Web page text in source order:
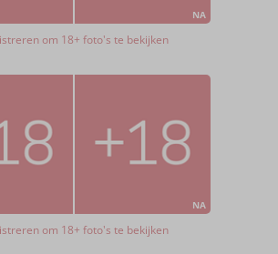
NA
om 18+ foto's te bekijken
NA
om 18+ foto's te bekijken